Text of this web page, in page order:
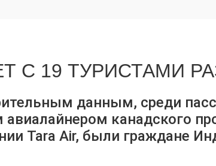
С 19 ТУРИСТАМИ
данным, среди
канадского
Tara Air, были граждане